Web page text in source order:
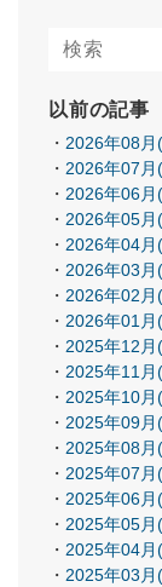
以前の記事
2026年08月
2026年07月
2026年06月
2026年05月
2026年04月
2026年03月
2026年02月
2026年01月
2025年12月
2025年11月
2025年10月
2025年09月
2025年08月
2025年07月
2025年06月
2025年05月
2025年04月
2025年03月